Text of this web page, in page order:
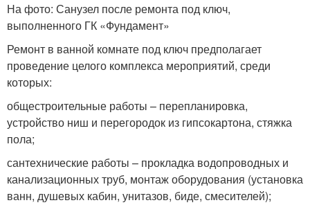
На фото: Санузел после ремонта под ключ,
выполненного ГК «Фундамент»
Ремонт в ванной комнате под ключ предполагает
проведение целого комплекса мероприятий, среди
которых:
общестроительные работы – перепланировка,
устройство ниш и перегородок из гипсокартона, стяжка
пола;
сантехнические работы – прокладка водопроводных и
канализационных труб, монтаж оборудования (установка
ванн, душевых кабин, унитазов, биде, смесителей);